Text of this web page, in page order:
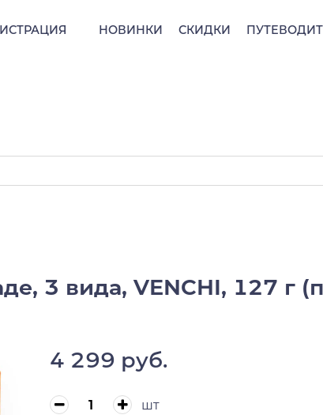
НОВИНКИ СКИДКИ
3 вида, VENCHI, 127 г
4 299 руб.
шт